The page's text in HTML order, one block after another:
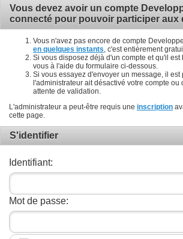
Vous devez avoir un compte
connecté pour pouvoir participer aux
Vous n'avez pas encore de compte
en quelques instants , c'est entièrement
Si vous disposez déjà d'un compte et qu'il
vous à l'aide du formulaire ci-dessous.
Si vous essayez d'envoyer un message, il est
l'administrateur ait désactivé votre compte ou
attente de validation.
L'administrateur a peut-être requis une inscription
cette page.
S'identifier
Identifiant:
Mot de passe: